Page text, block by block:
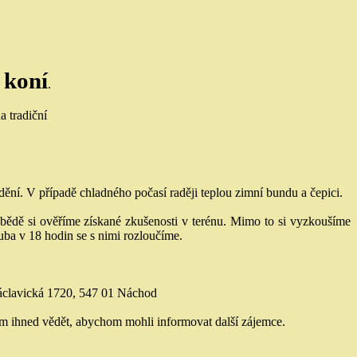
.
tradiční
V případě chladného počasí raději teplou zimní bundu a čepici.
si ověříme získané zkušenosti v terénu. Mimo to si vyzkoušíme
v 18 hodin se s nimi rozloučíme.
1720, 547 01 Náchod
ihned vědět, abychom mohli informovat další zájemce.